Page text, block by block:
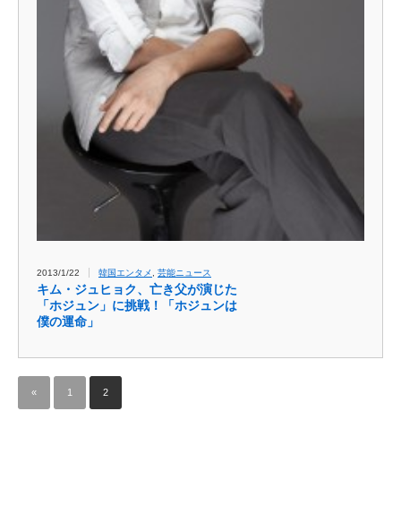
2013/1/22 韓国エンタメ 芸能ニュース
キム・ジュヒョク、亡き父が演じた
「ホジュン」に挑戦！「ホジュンは
僕の運命」
« 1 2